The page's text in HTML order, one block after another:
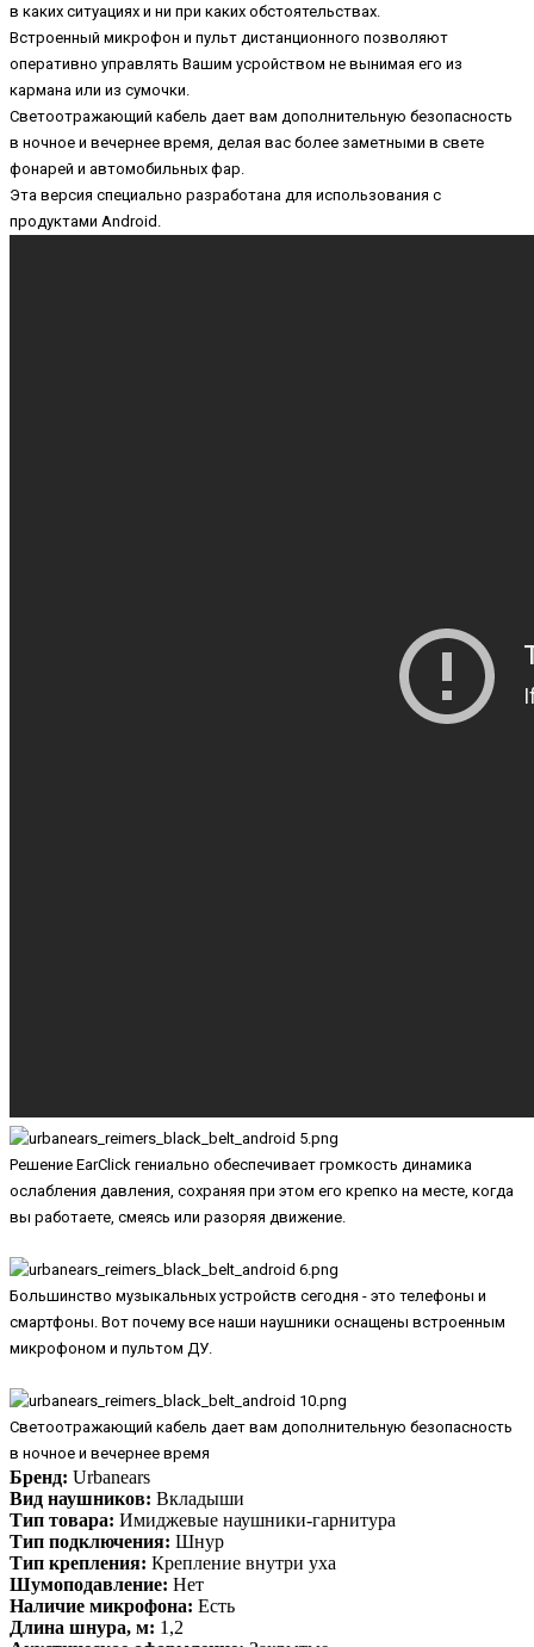
в каких ситуациях и ни при каких обстоятельствах.
Встроенный микрофон и пульт дистанционного позволяют
оперативно управлять Вашим усройством не вынимая его из
кармана или из сумочки.
Светоотражающий кабель дает вам дополнительную безопасность
в ночное и вечернее время, делая вас более заметными в свете
фонарей и автомобильных фар.
Эта версия специально разработана для использования с
продуктами Android.
Решение EarClick гениально обеспечивает громкость динамика
ослабления давления, сохраняя при этом его крепко на месте, когда
вы работаете, смеясь или разоряя движение.
Большинство музыкальных устройств сегодня - это телефоны и
смартфоны. Вот почему все наши наушники оснащены встроенным
микрофоном и пультом ДУ.
Светоотражающий кабель дает вам дополнительную безопасность
в ночное и вечернее время
Бренд: Urbanears
Вид наушников: Вкладыши
Тип товара: Имиджевые наушники-гарнитура
Тип подключения: Шнур
Тип крепления: Крепление внутри уха
Шумоподавление: Нет
Наличие микрофона: Есть
Длина шнура, м: 1,2